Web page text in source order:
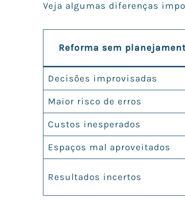
Veja algumas diferenças
Reforma sem
Decisões improvisadas
Maior risco de erros
Custos inesperados
Espaços mal aproveitados
Resultados incertos